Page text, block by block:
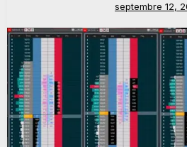
septembre 12,